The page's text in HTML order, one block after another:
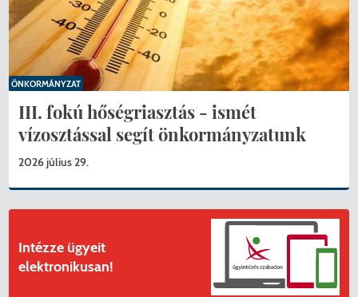
III. fokú hőségriasztás - ismét
vízosztással segít önkormányzatunk
2026 július 29.
ÖNKORMÁNYZAT
Intézze ügyeit
elektronikusan!